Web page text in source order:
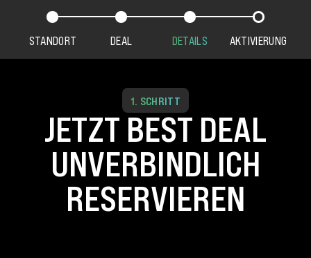
STANDORT DEAL DETAILS AKTIVIERUNG
1. SCHRITT
JETZT BEST DEAL
UNVERBINDLICH
RESERVIEREN